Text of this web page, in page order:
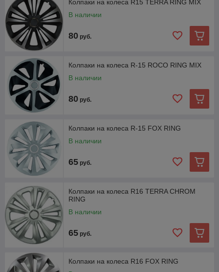
Колпаки на колеса R15 TERRA RING MIX
В наличии
80 руб.
Колпаки на колеса R-15 ROCO RING MIX
В наличии
80 руб.
Колпаки на колеса R-15 FOX RING
В наличии
65 руб.
Колпаки на колеса R16 TERRA CHROM
RING
В наличии
65 руб.
Колпаки на колеса R16 FOX RING